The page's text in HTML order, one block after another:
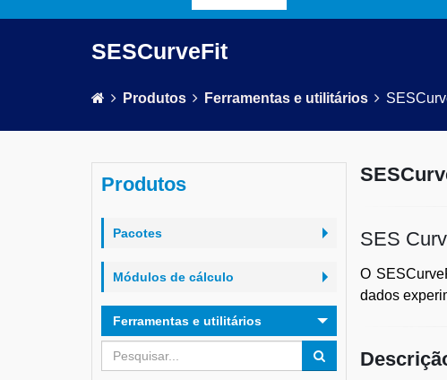
SESCurveFit
Produtos Ferramentas e utilitários
Produtos
Pacotes
Módulos de cálculo
Ferramentas e utilitários
SES
O
dados